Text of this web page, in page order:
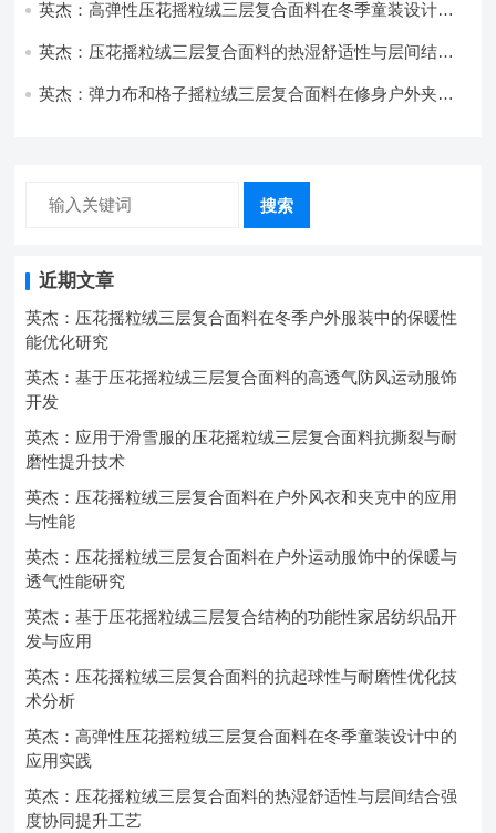
英杰：高弹性压花摇粒绒三层复合面料在冬季童装设计中
英杰：压花摇粒绒三层复合面料的热湿舒适性与层间结合
英杰：弹力布和格子摇粒绒三层复合面料在修身户外夹克
搜索
近期文章
英杰：压花摇粒绒三层复合面料在冬季户外服装中的保暖性
能优化研究
英杰：基于压花摇粒绒三层复合面料的高透气防风运动服饰
开发
英杰：应用于滑雪服的压花摇粒绒三层复合面料抗撕裂与耐
磨性提升技术
英杰：压花摇粒绒三层复合面料在户外风衣和夹克中的应用
与性能
英杰：压花摇粒绒三层复合面料在户外运动服饰中的保暖与
透气性能研究
英杰：基于压花摇粒绒三层复合结构的功能性家居纺织品开
发与应用
英杰：压花摇粒绒三层复合面料的抗起球性与耐磨性优化技
术分析
英杰：高弹性压花摇粒绒三层复合面料在冬季童装设计中的
应用实践
英杰：压花摇粒绒三层复合面料的热湿舒适性与层间结合强
度协同提升工艺